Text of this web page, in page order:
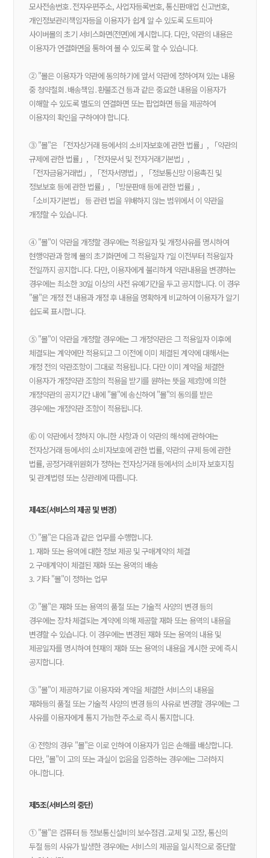
모사전송번호․전자우편주소, 사업자등록번호, 통신판매업 신고번호,
개인정보관리책임자등을 이용자가 쉽게 알 수 있도록 도트피아
사이버몰의 초기 서비스화면(전면)에 게시합니다. 다만, 약관의 내용은
이용자가 연결화면을 통하여 볼 수 있도록 할 수 있습니다.
② "몰은 이용자가 약관에 동의하기에 앞서 약관에 정하여져 있는 내용
중 청약철회․배송책임․환불조건 등과 같은 중요한 내용을 이용자가
이해할 수 있도록 별도의 연결화면 또는 팝업화면 등을 제공하여
이용자의 확인을 구하여야 합니다.
③ "몰"은 「전자상거래 등에서의 소비자보호에 관한 법률」, 「약관의
규제에 관한 법률」, 「전자문서 및 전자거래기본법」,
「전자금융거래법」, 「전자서명법」, 「정보통신망 이용촉진 및
정보보호 등에 관한 법률」, 「방문판매 등에 관한 법률」,
「소비자기본법」 등 관련 법을 위배하지 않는 범위에서 이 약관을
개정할 수 있습니다.
④ "몰"이 약관을 개정할 경우에는 적용일자 및 개정사유를 명시하여
현행약관과 함께 몰의 초기화면에 그 적용일자 7일 이전부터 적용일자
전일까지 공지합니다. 다만, 이용자에게 불리하게 약관내용을 변경하는
경우에는 최소한 30일 이상의 사전 유예기간을 두고 공지합니다. 이 경우
"몰"은 개정 전 내용과 개정 후 내용을 명확하게 비교하여 이용자가 알기
쉽도록 표시합니다.
⑤ "몰"이 약관을 개정할 경우에는 그 개정약관은 그 적용일자 이후에
체결되는 계약에만 적용되고 그 이전에 이미 체결된 계약에 대해서는
개정 전의 약관조항이 그대로 적용됩니다. 다만 이미 계약을 체결한
이용자가 개정약관 조항의 적용을 받기를 원하는 뜻을 제3항에 의한
개정약관의 공지기간 내에 "몰"에 송신하여 "몰"의 동의를 받은
경우에는 개정약관 조항이 적용됩니다.
⑥ 이 약관에서 정하지 아니한 사항과 이 약관의 해석에 관하여는
전자상거래 등에서의 소비자보호에 관한 법률, 약관의 규제 등에 관한
법률, 공정거래위원회가 정하는 전자상거래 등에서의 소비자 보호지침
및 관계법령 또는 상관례에 따릅니다.
제4조(서비스의 제공 및 변경)
① "몰"은 다음과 같은 업무를 수행합니다.
1. 재화 또는 용역에 대한 정보 제공 및 구매계약의 체결
2. 구매계약이 체결된 재화 또는 용역의 배송
3. 기타 "몰"이 정하는 업무
② "몰"은 재화 또는 용역의 품절 또는 기술적 사양의 변경 등의
경우에는 장차 체결되는 계약에 의해 제공할 재화 또는 용역의 내용을
변경할 수 있습니다. 이 경우에는 변경된 재화 또는 용역의 내용 및
제공일자를 명시하여 현재의 재화 또는 용역의 내용을 게시한 곳에 즉시
공지합니다.
③ "몰"이 제공하기로 이용자와 계약을 체결한 서비스의 내용을
재화등의 품절 또는 기술적 사양의 변경 등의 사유로 변경할 경우에는 그
사유를 이용자에게 통지 가능한 주소로 즉시 통지합니다.
④ 전항의 경우 "몰"은 이로 인하여 이용자가 입은 손해를 배상합니다.
다만, "몰"이 고의 또는 과실이 없음을 입증하는 경우에는 그러하지
아니합니다.
제5조(서비스의 중단)
① "몰"은 컴퓨터 등 정보통신설비의 보수점검․교체 및 고장, 통신의
두절 등의 사유가 발생한 경우에는 서비스의 제공을 일시적으로 중단할